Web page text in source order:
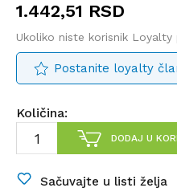
1.442,51 RSD
Ukoliko niste korisnik
Postanite loyalty
Količina:
DODAJ U
Sačuvajte u listi želja